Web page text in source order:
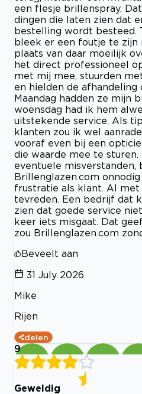
een flesje brillenspray.
dingen die laten zien dat
bestelling wordt besteed.
bleek er een foutje te zijn
plaats van daar moeilijk
het direct professioneel
met mij mee, stuurden
en hielden de
Maandag hadden ze mijn
woensdag had ik hem
uitstekende service. Als
klanten zou ik wel
vooraf even bij een
die waarde mee te
eventuele misverstanden,
Brillenglazen.com
frustratie als klant. Al
tevreden. Een bedrijf dat
zien dat goede service
keer iets misgaat. Dat
zou Brillenglazen.com
Beveelt aan
31 July 2026
Mike
Rijen
delen
9
Geweldig